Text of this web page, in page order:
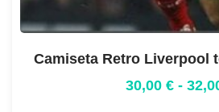
Camiseta Retro Liverpool
30,00 € -